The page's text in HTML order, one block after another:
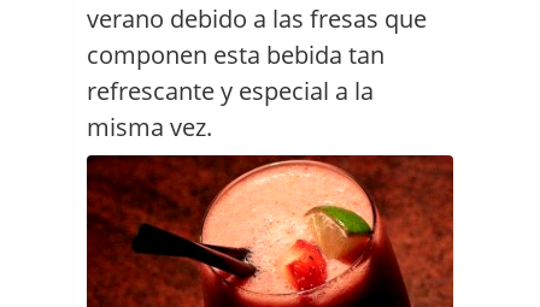
verano debido a las fresas que
componen esta bebida tan
refrescante y especial a la
misma vez.